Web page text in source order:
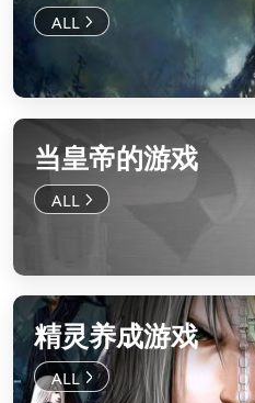
当皇帝的游戏
精灵养成游戏